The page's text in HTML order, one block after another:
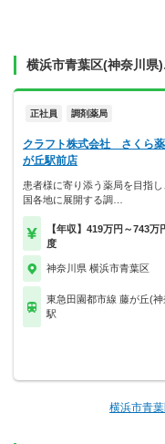
横浜市青葉区(神奈川県
正社員 調剤薬局
クラフト株式会社 さくら
が丘駅前店
患者様に寄り添う薬局を目指し
国各地に展開する調…
【年収】419万円～743万
度
神奈川県 横浜市青葉区
東急田園都市線 藤が丘(神
駅
横浜市青